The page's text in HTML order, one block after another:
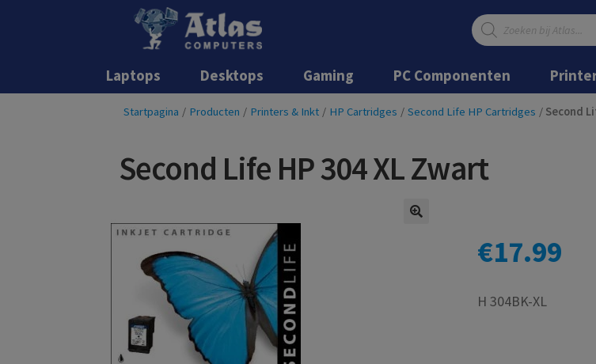
Ga
naar
navigatie
Ga
inhoud
Producten
zoeken
Laptops Desktops Gaming PC Componenten
Startpagina / Producten / Printers & Inkt / HP Cartridges / Second Life HP Cartridges / Second
Second Life HP 304 XL Zwart
€17.99
H 304BK-XL